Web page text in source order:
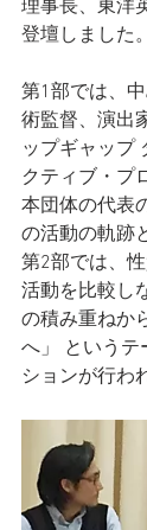
理事長、東洋
登壇しました。
第1部では、
術監督、演出
ップギャップ
クティブ・プ
本団体の代表
の活動の軌跡
第2部では、
活動を比較し
の積み重ねか
へ」 というテ
ションが行わ